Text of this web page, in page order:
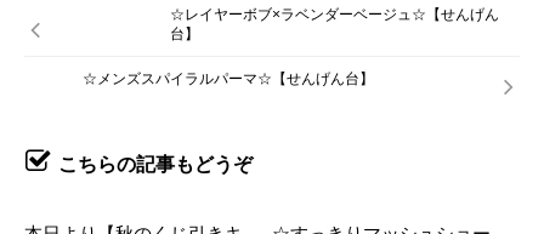
☆レイヤーボブ×ラベンダーベージュ☆【せんげん
台】
☆メンズスパイラルパーマ☆【せんげん台】
こちらの記事もどうぞ